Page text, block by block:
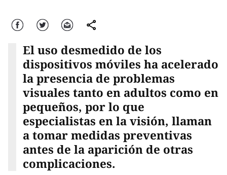
Facebook Twitter Correo comparte
El uso desmedido de los
dispositivos móviles ha acelerado
la presencia de problemas
visuales tanto en adultos como en
pequeños, por lo que
especialistas en la visión, llaman
a tomar medidas preventivas
antes de la aparición de otras
complicaciones.